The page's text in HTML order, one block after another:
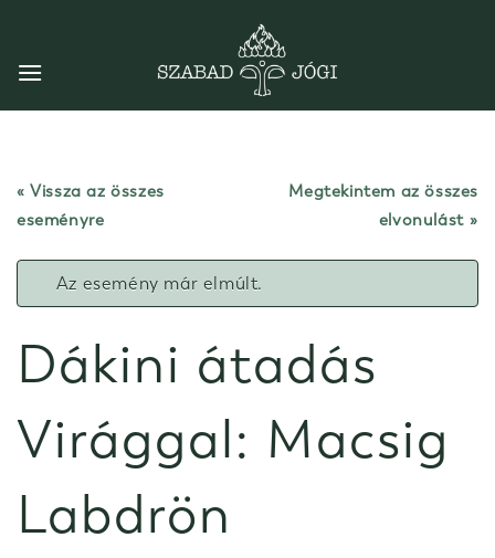
content
« Vissza az összes
eseményre
Megtekintem az összes
elvonulást
Az esemény már elmúlt.
Dákini átadás
Virággal: Macsig
Labdrön